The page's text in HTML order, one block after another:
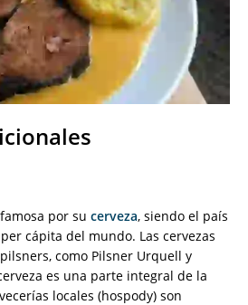
por su cerveza, siendo el país
cápita del mundo. Las cervezas
como Pilsner Urquell y
es una parte integral de la
locales (hospody) son